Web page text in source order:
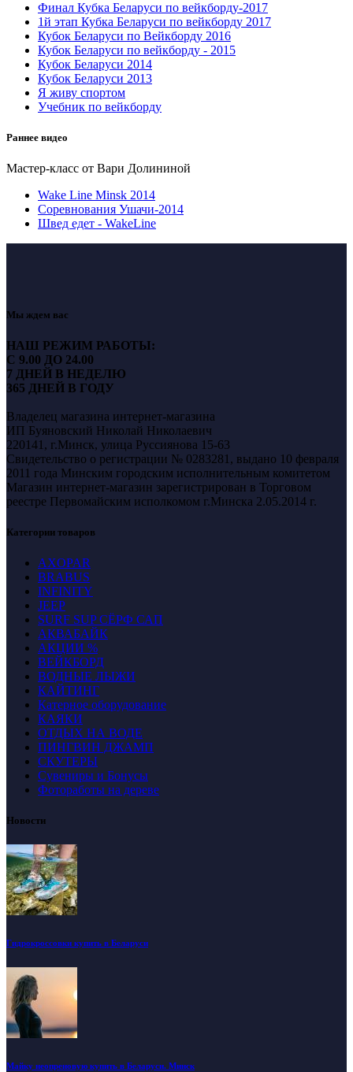
Финал Кубка Беларуси по вейкборду-2017
1й этап Кубка Беларуси по вейкборду 2017
Кубок Беларуси по Вейкборду 2016
Кубок Беларуси по вейкборду - 2015
Кубок Беларуси 2014
Кубок Беларуси 2013
Я живу спортом
Учебник по вейкборду
Раннее видео
Мастер-класс от Вари Долининой
Wake Line Minsk 2014
Соревнования Ушачи-2014
Швед едет - WakeLine
Мы ждем вас
НАШ РЕЖИМ РАБОТЫ:
С 9.00 ДО 24.00
7 ДНЕЙ В НЕДЕЛЮ
365 ДНЕЙ В ГОДУ
Владелец магазина интернет-магазина
ИП Буяновский Николай Николаевич
220141, г.Минск, улица Руссиянова 15-63
Свидетельство о регистрации № 0283281, выдано 10 февраля
2011 года Минским городским исполнительным комитетом
Магазин интернет-магазин зарегистрирован в Торговом
реестре Первомайским исполкомом г.Минска 2.05.2014 г.
Категории товаров
AXOPAR
BRABUS
INFINITY
JEEP
SURF SUP СЁРФ САП
АКВАБАЙК
АКЦИИ %
ВЕЙКБОРД
ВОДНЫЕ ЛЫЖИ
КАЙТИНГ
Катерное оборудование
КАЯКИ
ОТДЫХ НА ВОДЕ
ПИНГВИН ДЖАМП
СКУТЕРЫ
Сувениры и Бонусы
Фотоработы на дереве
Новости
Гидрокроссовки купить в Беларуси
Майку неопреновую купить в Беларуси. Минск